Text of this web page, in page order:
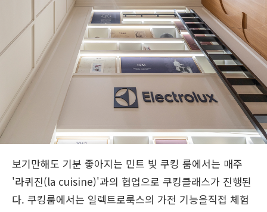
보기만해도 기분 좋아지는 민트 빛 쿠킹 룸에서는 매주
'라퀴진(la cuisine)'과의 협업으로 쿠킹클래스가 진행된
다. 쿠킹룸에서는 일렉트로룩스의 가전 기능을직접 체험